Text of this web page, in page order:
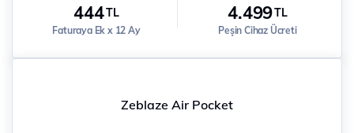
444TL
Faturaya Ek x 12 Ay
4.499TL
Peşin Cihaz Ücreti
Zeblaze Air Pocket